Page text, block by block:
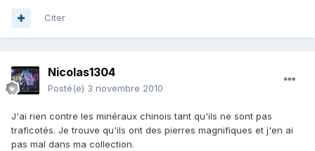
Citer
Nicolas1304
Posté(e) 3 novembre 2010
J'ai rien contre les minéraux chinois tant qu'ils ne sont pas
traficotés. Je trouve qu'ils ont des pierres magnifiques et j'en ai
pas mal dans ma collection.